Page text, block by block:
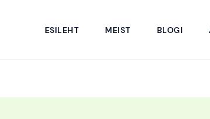
ESILEHT MEIST BLOGI